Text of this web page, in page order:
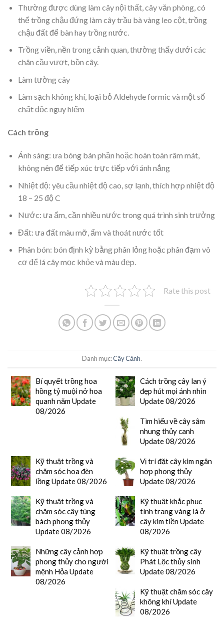
Thường được dùng làm cây nội thất, cây văn phòng, có
thể trồng chậu đứng làm cây trầu bà vàng leo cột, trồng
chậu đất để bàn hay trồng nước.
Trồng viền, nền trong cảnh quan, thường thấy dưới các
chân cầu vượt, bồn cây.
Làm tường cây
Làm sạch không khí, loại bỏ Aldehyde formic và một số
chất độc nguy hiểm
Cách trồng
Ánh sáng: ưa bóng bán phần hoặc hoàn toàn râm mát,
không nên để tiếp xúc trực tiếp với ánh nắng
Nhiệt độ: yêu cầu nhiệt độ cao, sợ lạnh, thích hợp nhiệt độ
18 – 25 độ C
Nước: ưa ẩm, cần nhiều nước trong quá trình sinh trưởng
Đất: ưa đất màu mỡ, ẩm và thoát nước tốt
Phân bón: bón định kỳ bằng phân lỏng hoặc phân đạm vô
cơ để lá cây mọc khỏe và màu đẹp.
Rate this post
Danh mục:Cây Cảnh.
Bí quyết trồng hoa
hồng tỷ muội nở hoa
quanh năm Update
08/2026
Cách trồng cây lan ý
đẹp hút mọi ánh nhìn
Update 08/2026
Tìm hiểu về cây sâm
nhung thủy canh
Update 08/2026
Kỹ thuật trồng và
chăm sóc hoa đèn
lồng Update 08/2026
Vị trí đặt cây kim ngân
hợp phong thủy
Update 08/2026
Kỹ thuật trồng và
chăm sóc cây tùng
bách phong thủy
Update 08/2026
Kỹ thuật khắc phục
tình trạng vàng lá ở
cây kim tiền Update
08/2026
Những cây cảnh hợp
phong thủy cho người
mệnh Hỏa Update
08/2026
Kỹ thuật trồng cây
Phát Lộc thủy sinh
Update 08/2026
Kỹ thuật chăm sóc cây
không khí Update
08/2026